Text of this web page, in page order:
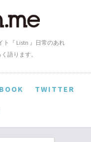
『 Listn 』日常のあれ
語ります。
TWITTER